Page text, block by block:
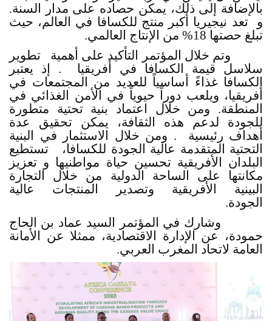
بالإضافة إلى ذلك، يمكن حصاده على مدار السنة.
و تعد نيجيريا أكبر منتج للكسافا في العالم، حيث
تبلغ حصتها 18% من الإنتاج العالمي.
وتم خلال المؤتمر التأكيد على أهمية تطوير
سلاسل قيمة الكسافا في أفريقيا . إذ يعتبر
الكسافا غذاءً أساسياً للعديد من المجتمعات في
أفريقيا، ويلعب دوراً حيوياً في الأمن الغذائي في
المنطقة. ومن خلال اعتماد بنية تحتية متطورة
للجودة لدعم هذه الثقافة، يمكن تحقيق عدة
أهداف رئيسية . ومن خلال الاستثمار في البنية
التحتية المتقدمة عالية الجودة للكسافا، تستطيع
البلدان الأفريقية تحسين حياة مواطنيها و تعزيز
مكانتها على الساحة الدولية من خلال التجارة
البينية الأفريقية وتصدير المنتجات عالية
الجودة.
وشارك في المؤتمر السيد عماد بن الحاج
حمودة، عن الإدارة الاقتصادية، ممثلا عن الأمانة
العامة لاتحاد المغرب العربي.